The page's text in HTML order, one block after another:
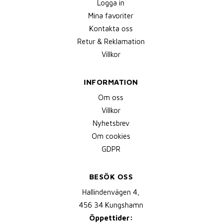
Logga in
Mina favoriter
Kontakta oss
Retur & Reklamation
Villkor
INFORMATION
Om oss
Villkor
Nyhetsbrev
Om cookies
GDPR
BESÖK OSS
Hallindenvägen 4,
456 34 Kungshamn
Öppettider: